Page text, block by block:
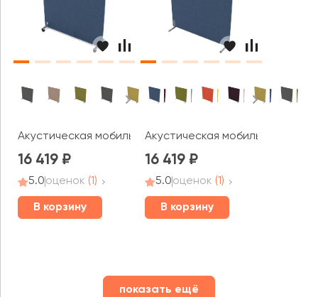
Акустическая мобильная перегородка (1350*377*1600)
16 419
5.0оценок (1)
В корзину
Акустическая мобильная
16 419
5.0оценок (1)
В корзину
показать ещё